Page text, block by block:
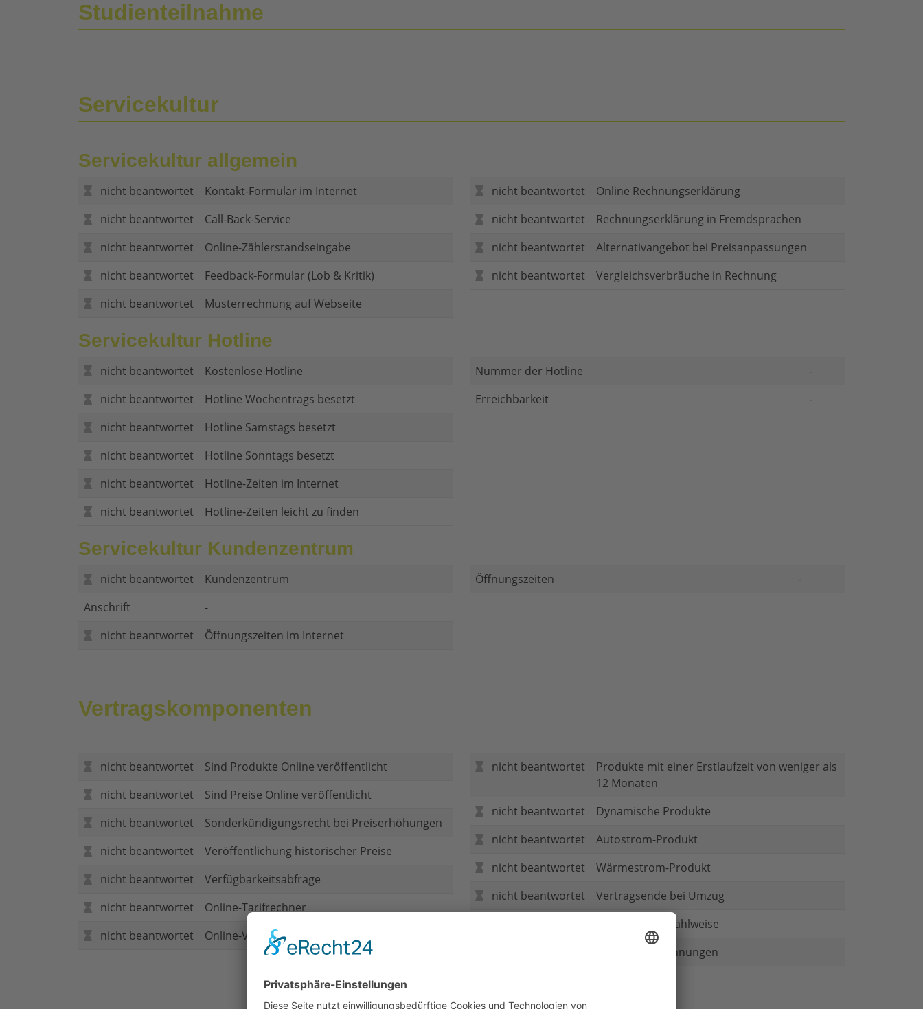
Studienteilnahme
Servicekultur
Servicekultur allgemein
nicht beantwortet
Kontakt-Formular im Internet
nicht beantwortet
Call-Back-Service
nicht beantwortet
Online-Zählerstandseingabe
nicht beantwortet
Feedback-Formular (Lob & Kritik)
nicht beantwortet
Musterrechnung auf Webseite
nicht beantwortet
Online Rechnungserklärung
nicht beantwortet
Rechnungserklärung in Fremdsprachen
nicht beantwortet
Alternativangebot bei Preisanpassungen
nicht beantwortet
Vergleichsverbräuche in Rechnung
Servicekultur Hotline
nicht beantwortet
Kostenlose Hotline
nicht beantwortet
Hotline Wochentrags besetzt
nicht beantwortet
Hotline Samstags besetzt
nicht beantwortet
Hotline Sonntags besetzt
nicht beantwortet
Hotline-Zeiten im Internet
nicht beantwortet
Hotline-Zeiten leicht zu finden
Nummer der Hotline
-
Erreichbarkeit
-
Servicekultur Kundenzentrum
nicht beantwortet
Kundenzentrum
Anschrift
-
nicht beantwortet
Öffnungszeiten im Internet
Öffnungszeiten -
Vertragskomponenten
nicht beantwortet
Sind Produkte Online veröffentlicht
nicht beantwortet
Sind Preise Online veröffentlicht
nicht beantwortet
Sonderkündigungsrecht bei Preiserhöhungen
nicht beantwortet
Veröffentlichung historischer Preise
nicht beantwortet
Verfügbarkeitsabfrage
nicht beantwortet
Online-Tarifrechner
nicht beantwortet
Online-Vertragsabschluss
nicht beantwortet
Produkte mit einer Erstlaufzeit von weniger als
12 Monaten
nicht beantwortet
Dynamische Produkte
nicht beantwortet
Autostrom-Produkt
nicht beantwortet
Wärmestrom-Produkt
nicht beantwortet
Vertragsende bei Umzug
Mehr als eine Zahlweise
Gedruckte Rechnungen